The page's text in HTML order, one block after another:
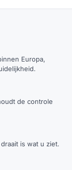
Europa,
de controle
is wat u ziet.